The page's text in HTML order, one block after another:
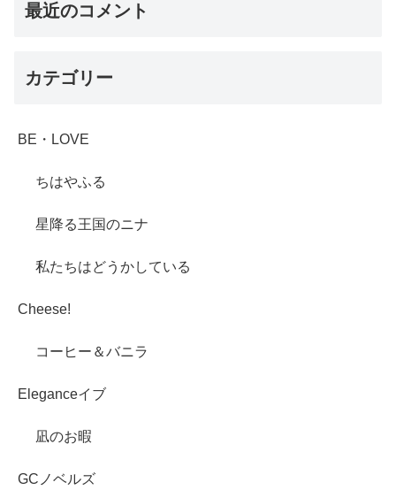
最近のコメント
カテゴリー
BE・LOVE
ちはやふる
星降る王国のニナ
私たちはどうかしている
Cheese!
コーヒー＆バニラ
Eleganceイブ
凪のお暇
GCノベルズ